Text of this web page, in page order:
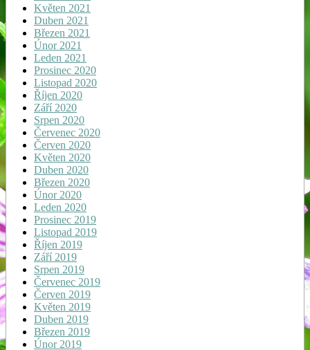
Květen 2021
Duben 2021
Březen 2021
Únor 2021
Leden 2021
Prosinec 2020
Listopad 2020
Říjen 2020
Září 2020
Srpen 2020
Červenec 2020
Červen 2020
Květen 2020
Duben 2020
Březen 2020
Únor 2020
Leden 2020
Prosinec 2019
Listopad 2019
Říjen 2019
Září 2019
Srpen 2019
Červenec 2019
Červen 2019
Květen 2019
Duben 2019
Březen 2019
Únor 2019